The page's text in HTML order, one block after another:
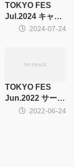
TOKYO FES
Jul.2024 キャ
ラ・CP別集計
2024-07-24
TOKYO FES
Jun.2022 サーク
ル集計 2022-06-24